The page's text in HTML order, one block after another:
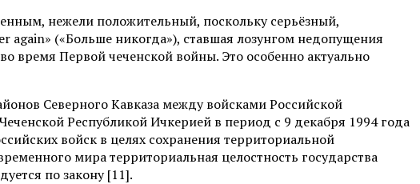
нежели положительный, поскольку серьёзный,
again» («Больше никогда»), ставшая лозунгом недопущения
время Первой чеченской войны. Это особенно актуально
Северного Кавказа между войсками Российской
Республикой Ичкерией в период с 9 декабря 1994 года
войск в целях сохранения территориальной
мира территориальная целостность государства
по закону [11].